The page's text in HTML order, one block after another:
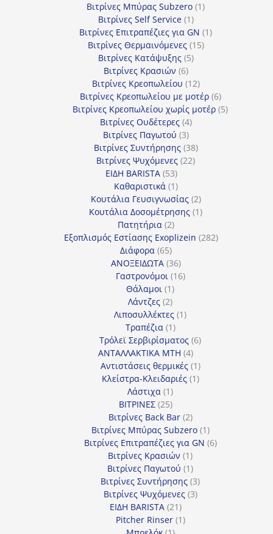
προϊόντα
Βιτρίνες Mπύρας Subzero 11
Βιτρίνες Self Service 11
προϊόν
Βιτρίνες Επιτραπέζιες για GN 11
Βιτρίνες Θερμαινόμενες 1515
Βιτρίνες Κατάψυξης 55
Βιτρίνες Κρασιών 66
προϊόντα
Βιτρίνες Κρεοπωλείου 1212
προϊόντα
Βιτρίνες Κρεοπωλείου με μοτέρ 66
προϊόντα
Βιτρίνες Κρεοπωλείου χωρίς μοτέρ 55
Βιτρίνες Ουδέτερες 44
προϊόντα
Βιτρίνες Παγωτού 33
προϊόντα
Βιτρίνες Συντήρησης 3838
προϊόντα
Βιτρίνες Ψυχόμενες 2222
ΕΙΔΗ BARISTA 5353
προϊόντα
Καθαριστικά 11
προϊόν
Κουτάλια Γευσιγνωσίας 22
προϊόντα
Κουτάλια Δοσομέτρησης 11
Πατητήρια 22
προϊόντα
Εξοπλισμός Εστίασης Exoplizein 282282
Διάφορα 6565
προϊόντα
ΑΝΟΞΕΙΔΩΤΑ 3636
προϊόντα
Γαστρονόμοι 1616
Θάλαμοι 11
προϊόν
Λάντζες 22
προϊόντα
Λιποσυλλέκτες 11
Τραπέζια 11
προϊόν
Τρόλεϊ Σερβιρίσματος 66
ΑΝΤΑΛΛΑΚΤΙΚΑ MTH 44
προϊόντα
Αντιστάσεις θερμικές 11
προϊόν
Κλείστρα-Κλειδαριές 11
Λάστιχα 11
προϊόν
ΒΙΤΡΙΝΕΣ 2525
προϊόντα
Βιτρίνες Back Bar 22
προϊόντα
Βιτρίνες Mπύρας Subzero 11
προϊόν
Βιτρίνες Επιτραπέζιες για GN 66
Βιτρίνες Κρασιών 11
προϊόν
Βιτρίνες Παγωτού 11
προϊόν
Βιτρίνες Συντήρησης 33
προϊόντα
Βιτρίνες Ψυχόμενες 33
ΕΙΔΗ BARISTA 2121
προϊόντα
Pitcher Rinser 11
1